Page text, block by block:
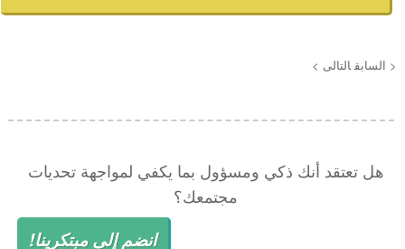
< السابق التالى >
هل تعتقد أنك ذكي ومسؤول بما يكفي لمواجهة تحديات
مجتمعك؟
انضم إلى مبتكرينا!